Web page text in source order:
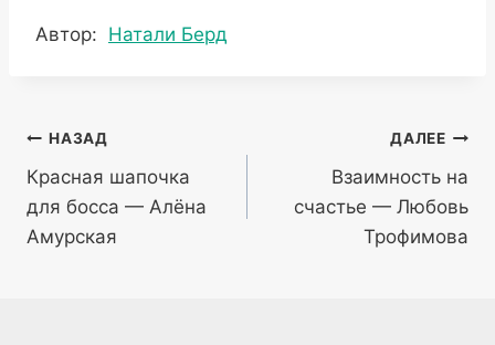
Метки
Автор: Натали Берд
Навигация
по
записям
НАЗАД
Красная шапочка
для босса — Алёна
Амурская
ДАЛЕЕ
Взаимность на
счастье — Любовь
Трофимова